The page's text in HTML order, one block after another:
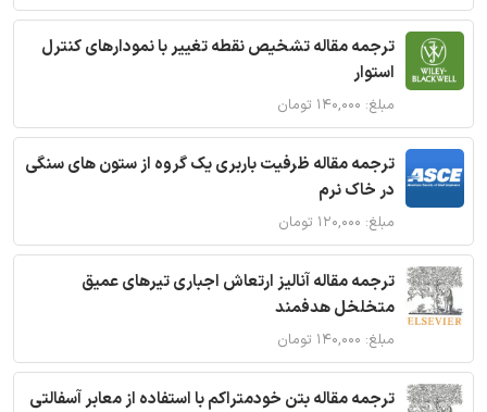
ترجمه مقاله تشخیص نقطه تغییر با نمودارهای کنترل
استوار
مبلغ: ۱۴۰,۰۰۰ تومان
ترجمه مقاله ظرفیت باربری یک گروه از ستون های سنگی
در خاک نرم
مبلغ: ۱۲۰,۰۰۰ تومان
ترجمه مقاله آنالیز ارتعاش اجباری تیرهای عمیق
متخلخل هدفمند
مبلغ: ۱۴۰,۰۰۰ تومان
ترجمه مقاله بتن خودمتراکم با استفاده از معابر آسفالتی